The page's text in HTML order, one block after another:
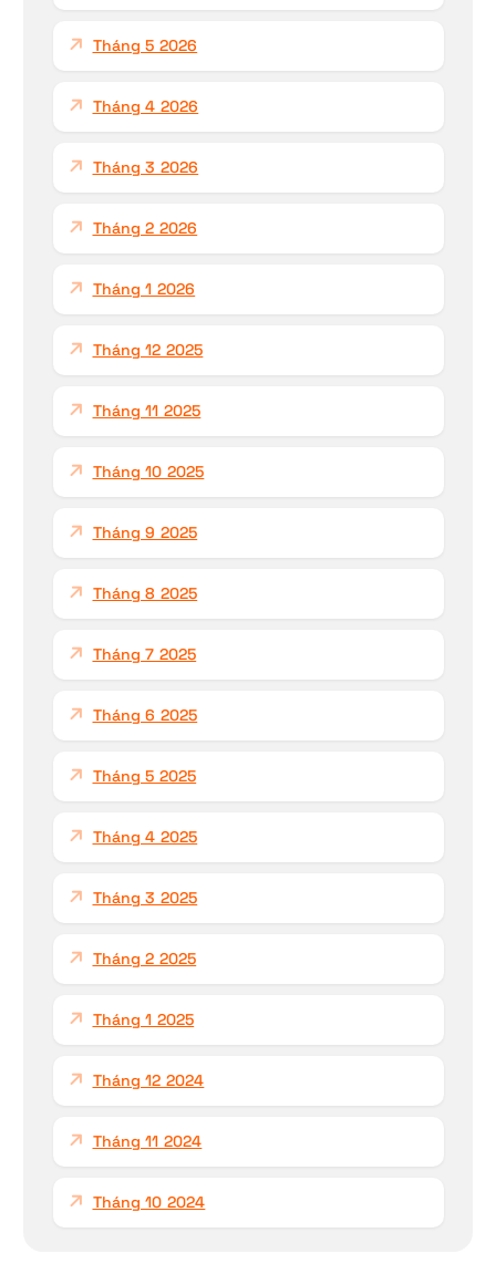
Tháng 5 2026
Tháng 4 2026
Tháng 3 2026
Tháng 2 2026
Tháng 1 2026
Tháng 12 2025
Tháng 11 2025
Tháng 10 2025
Tháng 9 2025
Tháng 8 2025
Tháng 7 2025
Tháng 6 2025
Tháng 5 2025
Tháng 4 2025
Tháng 3 2025
Tháng 2 2025
Tháng 1 2025
Tháng 12 2024
Tháng 11 2024
Tháng 10 2024